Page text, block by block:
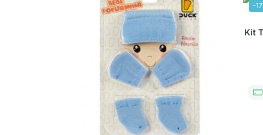
-
Kit